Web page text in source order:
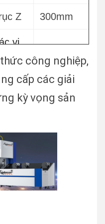
Yaskawa Inovance
YYC
Z 300mm
vị
≤ 0,02mm
100m/min
1.2G
công nghiệp,
cấp các giải
kỳ vọng sản